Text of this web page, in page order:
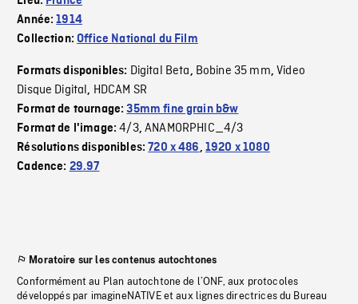
Année:1914
Collection:Office National du Film
Formats disponibles: Digital Beta, Bobine 35 mm,Video
Disque Digital, HDCAM SR
Format de tournage:35mm fine grain b&w
Format de l'image:4/3,ANAMORPHIC_4/3
Résolutions disponibles:720 x 486, 1920 x 1080
Cadence: 29.97
Moratoire sur les contenus autochtones
Conformément au Plan autochtone de l’ONF, aux protocoles
développés par imagineNATIVE et aux lignes directrices du Bureau